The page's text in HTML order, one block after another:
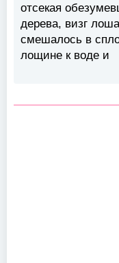
отсекая
дерева, визг
смешалось в
лощине к воде и